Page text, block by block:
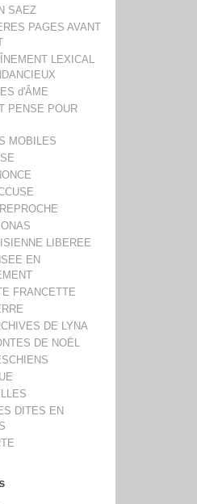
SAEZ
PAGES AVANT
LEXICAL
d'ÂME
PENSE POUR
MOBILES
LIBEREE
EN
FRANCETTE
DE LYNA
DE NOËL
DITES EN